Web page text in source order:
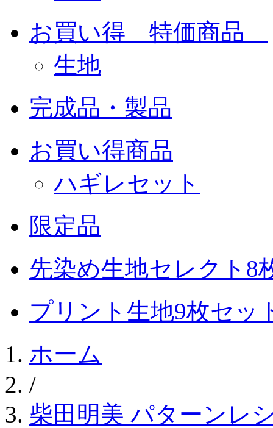
お買い得 特価商品
生地
完成品・製品
お買い得商品
ハギレセット
限定品
先染め生地セレクト8
プリント生地9枚セッ
ホーム
/
柴田明美 パターンレ